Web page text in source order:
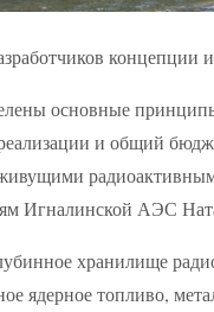
концепции
основные
и общий
Игналинской АЭС
хранилище
ядерное топливо,